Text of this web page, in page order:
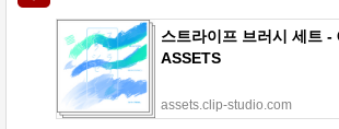
스트라이프 브러시 세트 -
ASSETS
assets.clip-studio.com